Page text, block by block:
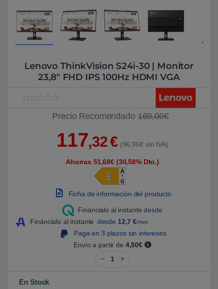
Lenovo ThinkVision S24i-30 | Monitor
23,8″ FHD IPS 100Hz HDMI VGA
e
5
n
p
Precio Recomendado169,00€
117,32€ (96,96€ sin IVA)
Ahorras 51,68€ (30,58% Dto.)
Ficha de información del producto
Fináncialo al instante desde
Fináncialo al instante desde 12,7 €/mes
Paga en 3 plazos sin intereses
Envío a partir de 4,50€
En Stock